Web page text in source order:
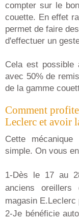
compter sur le
couette. En effet
permet de faire
d'effectuer un
Cela est possible
avec 50% de
de la gamme
Comment
Leclerc et avoir
Cette
simple. On vous
1-Dès le 17 au
anciens
magasin
2-Je bénéficie